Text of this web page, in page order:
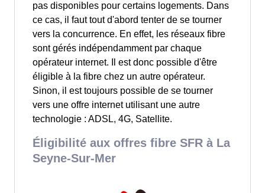
pas disponibles pour certains logements. Dans
ce cas, il faut tout d'abord tenter de se tourner
vers la concurrence. En effet, les réseaux fibre
sont gérés indépendamment par chaque
opérateur internet. Il est donc possible d'être
éligible à la fibre chez un autre opérateur.
Sinon, il est toujours possible de se tourner
vers une offre internet utilisant une autre
technologie : ADSL, 4G, Satellite.
Éligibilité aux offres fibre SFR à La
Seyne-Sur-Mer